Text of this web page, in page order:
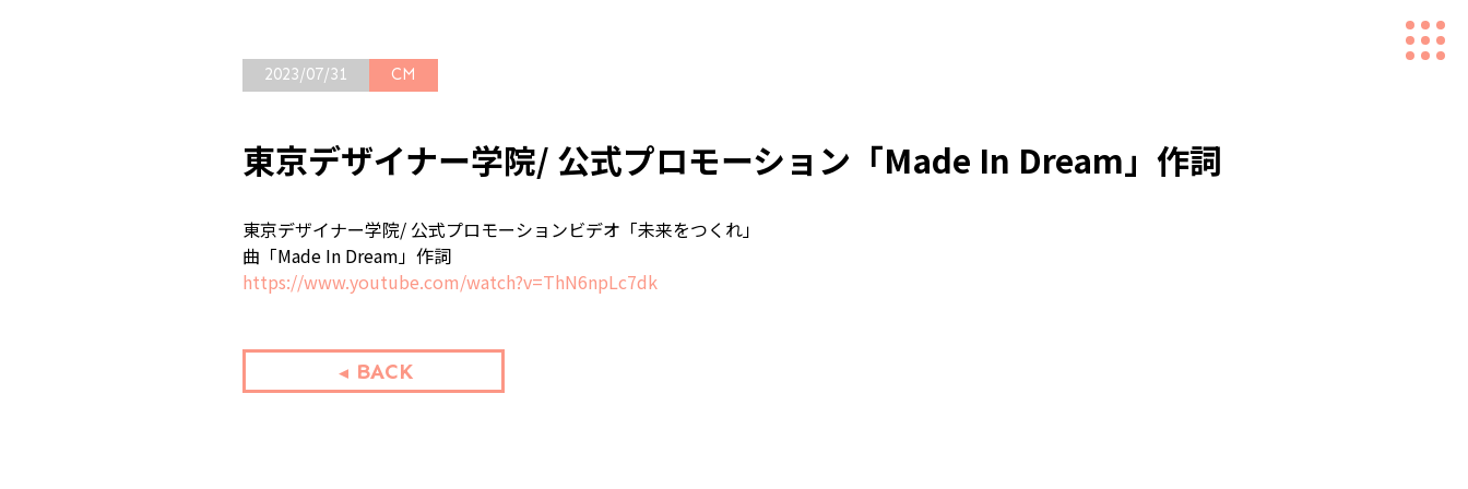
2023/07/31 CM
東京デザイナー学院/ 公式プロモーション「Made In Dream」作詞
東京デザイナー学院/ 公式プロモーションビデオ「未来をつくれ」
曲「Made In Dream」作詞
https://www.youtube.com/watch?v=ThN6npLc7dk
BACK